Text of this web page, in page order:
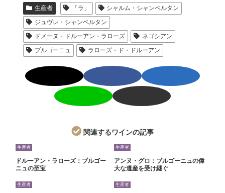
生産者 「ラ」
シャルム・シャンベルタン
ジュヴレ・シャンベルタン
ドメーヌ・ドルーアン・ラローズ
ネゴシアン
ブルゴーニュ
ラローズ・ド・ドルーアン
関連するワインの記事
生産者
ドルーアン・ラローズ：ブルゴー
ニュの至宝
生産者
アンヌ・グロ：ブルゴーニュの偉
大な遺産を受け継ぐ
生産者 生産者